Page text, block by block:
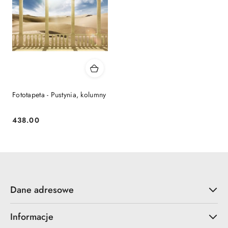
Fototapeta - Pustynia, kolumny
Cena:
438.00
Dane adresowe
Informacje